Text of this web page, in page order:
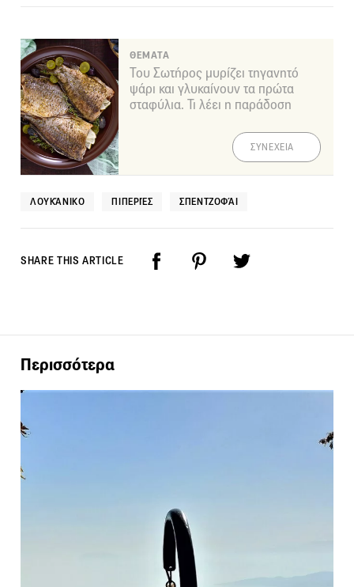
ΘΕΜΑΤΑ
Του Σωτήρος μυρίζει τηγανητό
ψάρι και γλυκαίνουν τα πρώτα
σταφύλια. Τι λέει η παράδοση
ΣΥΝΕΧΕΙΑ
ΛΟΥΚΆΝΙΚΟ ΠΙΠΕΡΙΈΣ ΣΠΕΝΤΖΟΦΆΙ
SHARE THIS ARTICLE
Περισσότερα